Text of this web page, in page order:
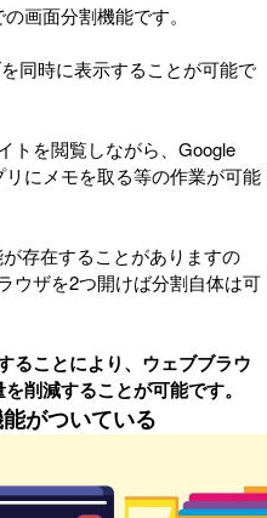
画面分割機能です。
同時に表示することが可能で
トを閲覧しながら、Google
にメモを取る等の作業が可能
存在することがありますの
ウザを2つ開けば分割自体は可
ることにより、ウェブブラウ
削減することが可能です。
がついている